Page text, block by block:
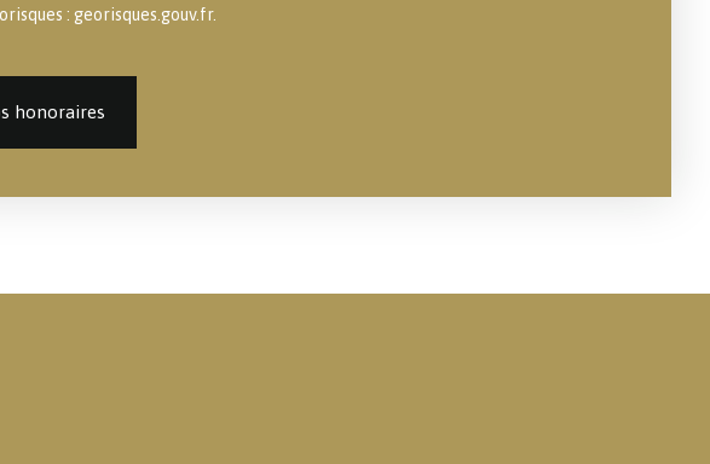
: georisques.gouv.fr.
honoraires